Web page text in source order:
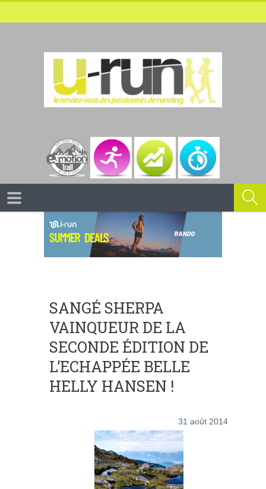
SANGÉ SHERPA
VAINQUEUR DE LA
SECONDE ÉDITION DE
L’ECHAPPÉE BELLE
HELLY HANSEN !
31 août 2014